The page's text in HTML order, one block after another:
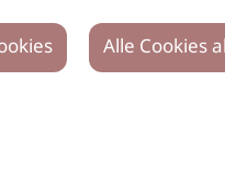
Alle Cookies